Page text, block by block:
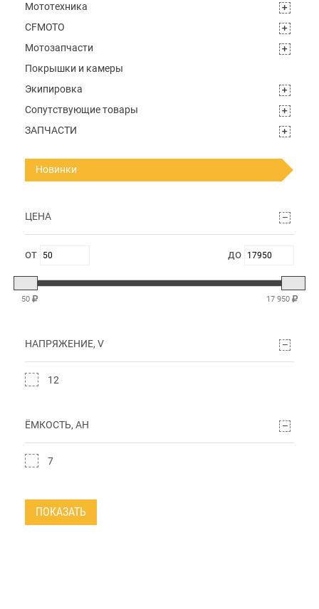
Мототехника
CFMOTO
Мотозапчасти
Покрышки и камеры
Экипировка
Сопутствующие товары
ЗАПЧАСТИ
Новинки
ЦЕНА
50 17 950
НАПРЯЖЕНИЕ, V
12
ЁМКОСТЬ, AH
7
ПОКАЗАТЬ